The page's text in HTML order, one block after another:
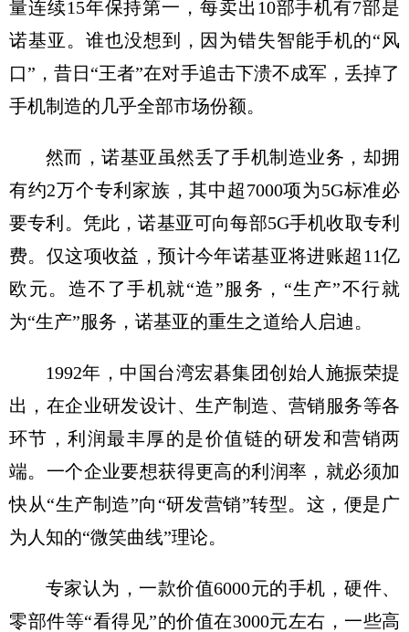
量连续15年保持第一，每卖出10部手机有7部是
诺基亚。谁也没想到，因为错失智能手机的“风
口”，昔日“王者”在对手追击下溃不成军，丢掉了
手机制造的几乎全部市场份额。
然而，诺基亚虽然丢了手机制造业务，却拥
有约2万个专利家族，其中超7000项为5G标准必
要专利。凭此，诺基亚可向每部5G手机收取专利
费。仅这项收益，预计今年诺基亚将进账超11亿
欧元。造不了手机就“造”服务，“生产”不行就
为“生产”服务，诺基亚的重生之道给人启迪。
1992年，中国台湾宏碁集团创始人施振荣提
出，在企业研发设计、生产制造、营销服务等各
环节，利润最丰厚的是价值链的研发和营销两
端。一个企业要想获得更高的利润率，就必须加
快从“生产制造”向“研发营销”转型。这，便是广
为人知的“微笑曲线”理论。
专家认为，一款价值6000元的手机，硬件、
零部件等“看得见”的价值在3000元左右，一些高